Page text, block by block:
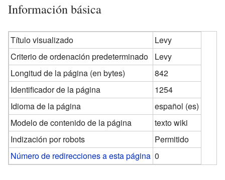
Información básica
Título visualizado
Levy
Criterio de ordenación predeterminado
Levy
Longitud de la página (en bytes)
842
Identificador de la página
1254
Idioma de la página
español (es)
Modelo de contenido de la página
texto wiki
Indización por robots
Permitido
Número de redirecciones a esta página 0